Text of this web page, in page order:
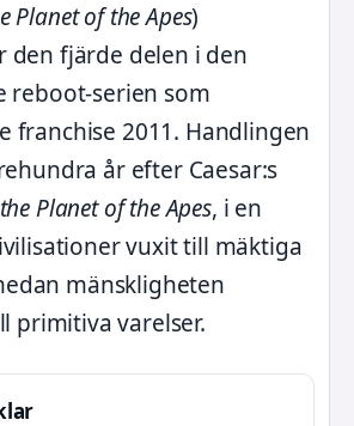
Planet of the Apes)
den fjärde delen i den
reboot-serien som
franchise 2011. Handlingen
år efter Caesar:s
Planet of the Apes, i en
vuxit till mäktiga
mänskligheten
primitiva varelser.